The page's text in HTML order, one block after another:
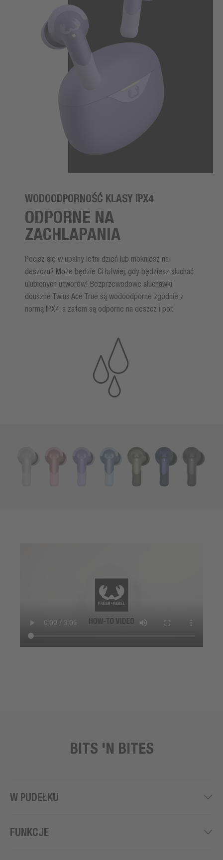
WODOODPORNOŚĆ KLASY IPX4
ODPORNE NA
ZACHLAPANIA
Pocisz się w upalny letni dzień lub mokniesz na
deszczu? Może będzie Ci łatwiej, gdy będziesz słuchać
ulubionych utworów! Bezprzewodowe słuchawki
douszne Twins Ace True są wodoodporne zgodnie z
normą IPX4, a zatem są odporne na deszcz i pot.
BITS 'N BITES
W PUDEŁKU
FUNKCJE